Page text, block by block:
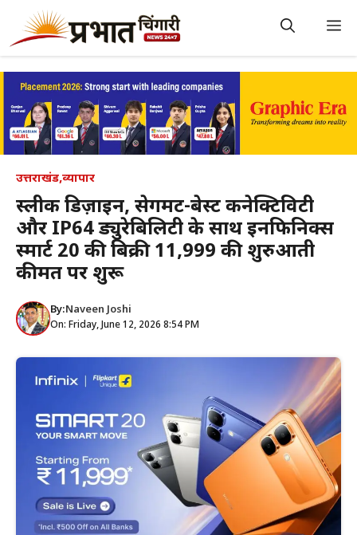
content
उत्तराखंड,व्यापार
स्लीक डिज़ाइन, सेगमेंट-बेस्ट कनेक्टिविटी
और IP64 ड्युरेबिलिटी के साथ इनफिनिक्स
स्मार्ट 20 की बिक्री ₹11,999 की शुरुआती
कीमत पर शुरू
By:Naveen Joshi
On: Friday, June 12, 2026 8:54 PM